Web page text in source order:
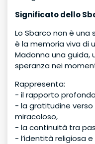
Significato dello
Lo Sbarco non è una
è la memoria viva di
Madonna una
speranza nei
Rappresenta:
- il rapporto
- la gratitudine
miracoloso,
- la continuità tra
- l’identità religiosa